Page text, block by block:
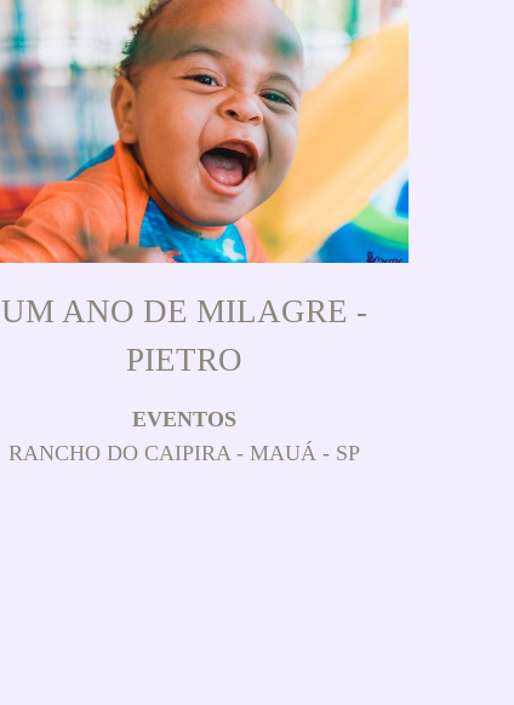
UM ANO DE MILAGRE -
PIETRO
EVENTOS
RANCHO DO CAIPIRA - MAUÁ - SP